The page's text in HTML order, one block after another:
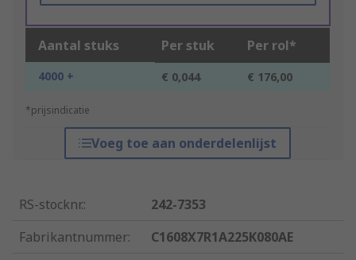
Aantal stuks Per stuk Per rol*
4000 + € 0,044 € 176,00
*prijsindicatie
Voeg toe aan onderdelenlijst
RS-stocknr.:
242-7353
Fabrikantnummer:
C1608X7R1A225K080AE